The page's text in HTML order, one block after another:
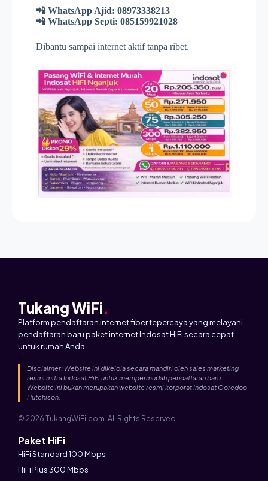
📲 WhatsApp Ajid: 08973338213
📲 WhatsApp Septi: 085159921028
Dibantu sampai internet aktif tanpa ribet.
Tukang WiFi.
Platform pendaftaran internet fiber tepercaya yang melayani
pendaftaran baru paket internet Indosat HiFi secara cepat
untuk rumah Anda.
Disclaimer: Website ini dikelola secara mandiri oleh sales marketing
resmi mitra Indosat HiFi untuk mempermudah pendaftaran baru.
Website ini bukan merupakan website resmi korporat Indosat Ooredoo
Hutchison.
© 2026 TukangWiFi.com. All Rights Reserved.
Paket HiFi
HiFi Standard 100 Mbps
HiFi Plus 300 Mbps